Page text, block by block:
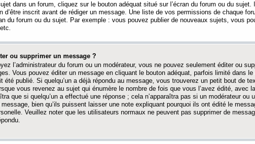
dans un forum, cliquez sur le bouton adéquat situé sur l’écran du forum ou du sujet.
d’être inscrit avant de rédiger un message. Une liste de vos permissions de chaque
du forum ou du sujet. Par exemple : vous pouvez publier de nouveaux sujets, vous
ou supprimer un message ?
l’administrateur du forum ou un modérateur, vous ne pouvez seulement éditer ou
Vous pouvez éditer un message en cliquant le bouton adéquat, parfois limité dans le
été publié. Si quelqu’un a déjà répondu au message, vous trouverez un petit bout de
vous revenez au sujet qui énumère le nombre de fois que vous l’avez édité, avec
que si quelqu’un a effectué une réponse ; cela n’apparaîtra pas si un modérateur ou
bien qu’ils puissent laisser une note expliquant pourquoi ils ont édité le
Veuillez noter que les utilisateurs normaux ne peuvent pas supprimer de